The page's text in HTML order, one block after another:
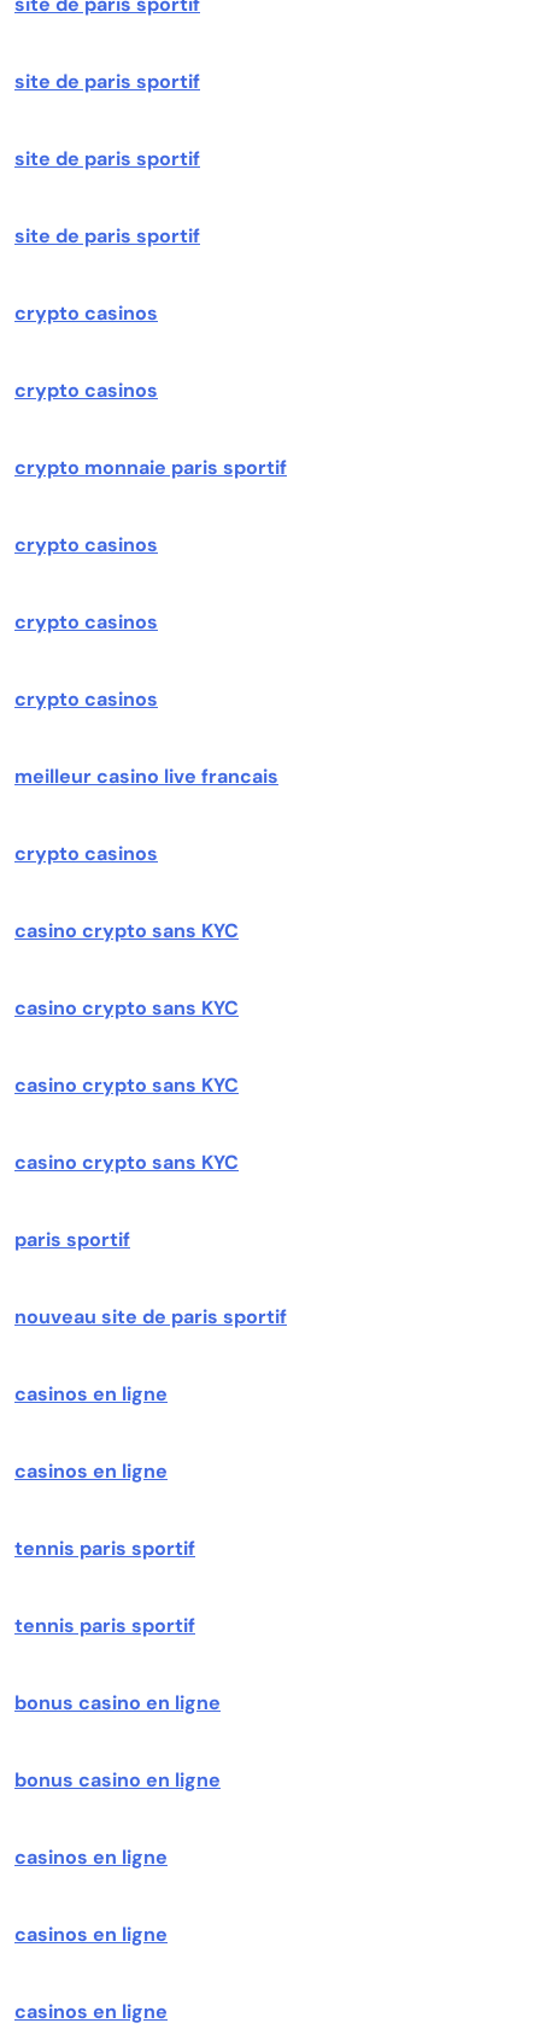
site de paris sportif
site de paris sportif
site de paris sportif
crypto casinos
crypto casinos
crypto monnaie paris sportif
crypto casinos
crypto casinos
crypto casinos
meilleur casino live francais
crypto casinos
casino crypto sans KYC
casino crypto sans KYC
casino crypto sans KYC
casino crypto sans KYC
paris sportif
nouveau site de paris sportif
casinos en ligne
casinos en ligne
tennis paris sportif
tennis paris sportif
bonus casino en ligne
bonus casino en ligne
casinos en ligne
casinos en ligne
casinos en ligne